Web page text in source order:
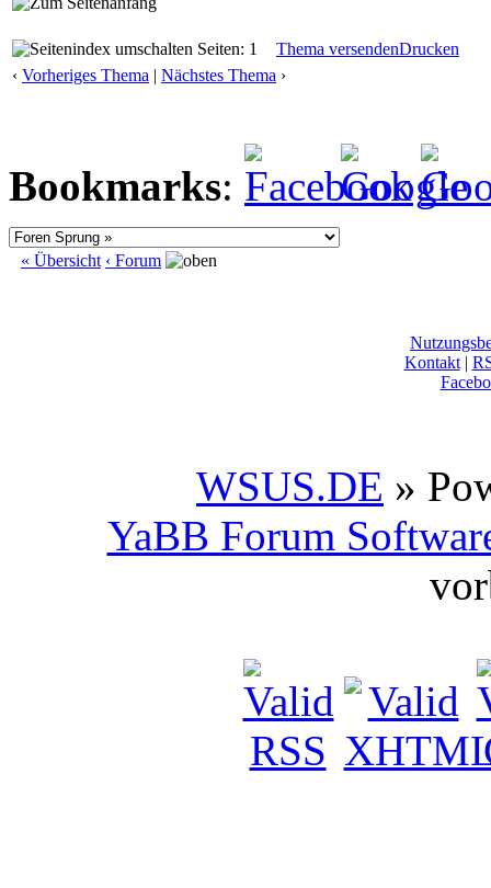
Seiten: 1 Thema versendenDrucken
‹ Vorheriges Thema | Nächstes Thema ›
Bookmarks:
« Übersicht ‹ Forum
Kontakt|
WSUS.DE »
YaBB Forum